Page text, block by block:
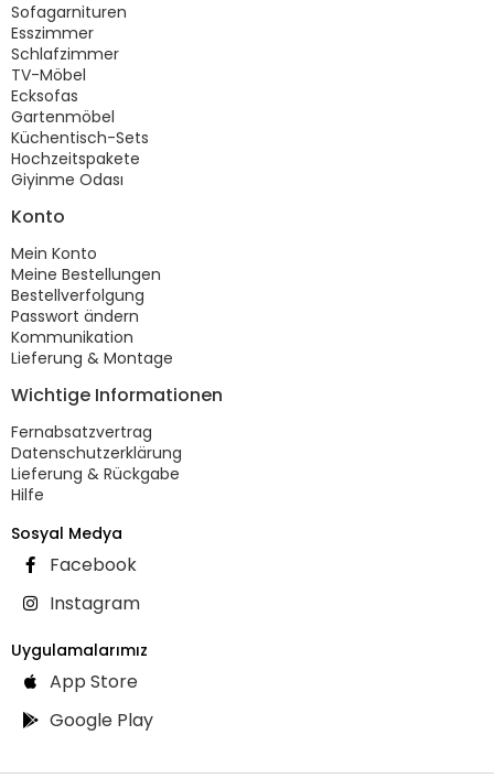
Sofagarnituren
Esszimmer
Schlafzimmer
TV-Möbel
Ecksofas
Gartenmöbel
Küchentisch-Sets
Hochzeitspakete
Giyinme Odası
Konto
Mein Konto
Meine Bestellungen
Bestellverfolgung
Passwort ändern
Kommunikation
Lieferung & Montage
Wichtige Informationen
Fernabsatzvertrag
Datenschutzerklärung
Lieferung & Rückgabe
Hilfe
Sosyal Medya
Facebook
Instagram
Uygulamalarımız
App Store
Google Play